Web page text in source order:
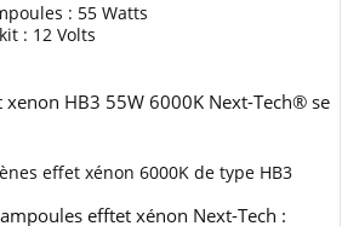
: 55 Watts
: 12 Volts
xenon HB3 55W 6000K Next-Tech® se
effet xénon 6000K de type HB3
efftet xénon Next-Tech :